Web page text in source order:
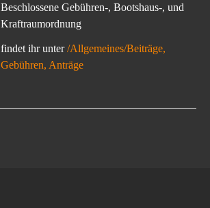
Beschlossene Gebühren-, Bootshaus-, und
Kraftraumordnung
findet ihr unter/Allgemeines/Beiträge,
Gebühren, Anträge